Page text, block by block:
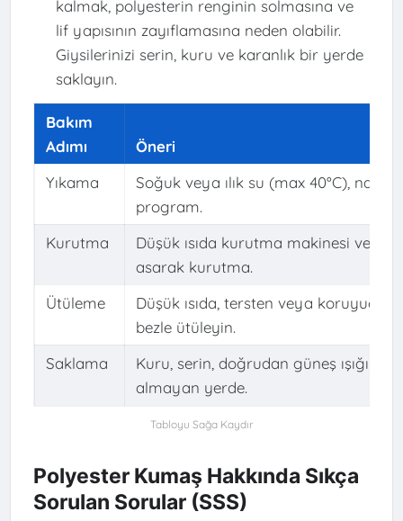
kalmak, polyesterin renginin solmasına ve
lif yapısının zayıflamasına neden olabilir.
Giysilerinizi serin, kuru ve karanlık bir yerde
saklayın.
Bakım
Adımı
Öneri
Yıkama
Soğuk veya ılık su (max 40°C), nazik
program.
Kurutma
Düşük ısıda kurutma makinesi veya
asarak kurutma.
Ütüleme
Düşük ısıda, tersten veya koruyucu
bezle ütüleyin.
Saklama
Kuru, serin, doğrudan güneş ışığı
almayan yerde.
Polyester Kumaş Hakkında Sıkça
Sorulan Sorular (SSS)